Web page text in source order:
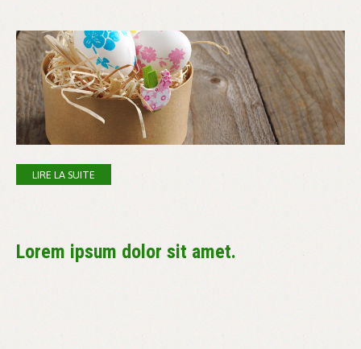
LIRE LA SUITE
Lorem ipsum dolor sit amet.